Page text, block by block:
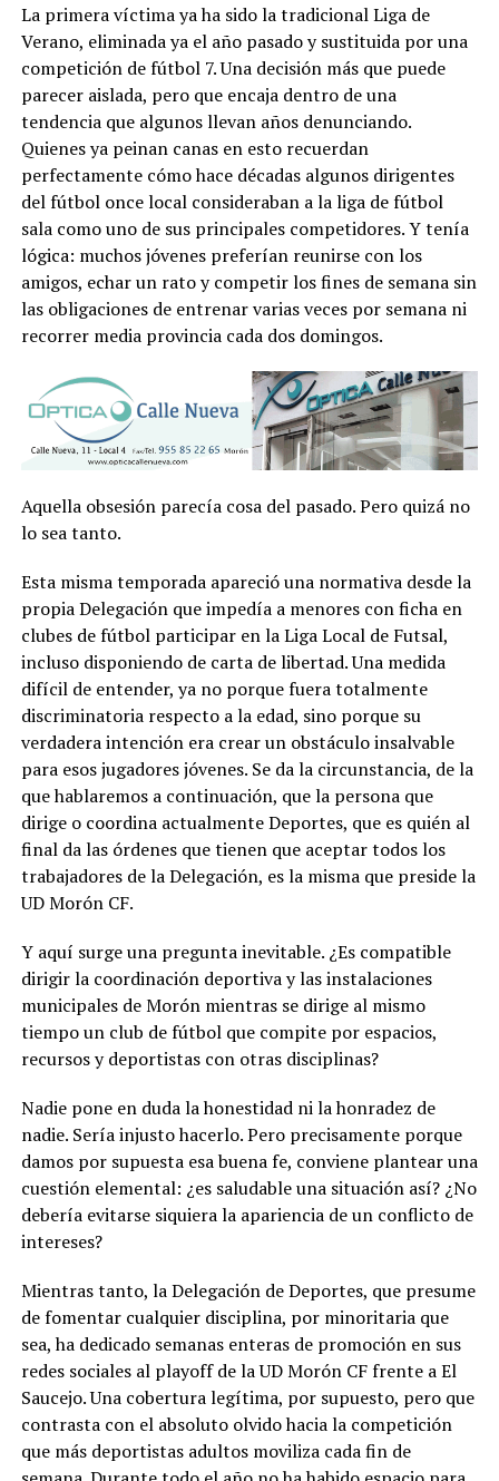
La primera víctima ya ha sido la tradicional Liga de
Verano, eliminada ya el año pasado y sustituida por una
competición de fútbol 7. Una decisión más que puede
parecer aislada, pero que encaja dentro de una
tendencia que algunos llevan años denunciando.
Quienes ya peinan canas en esto recuerdan
perfectamente cómo hace décadas algunos dirigentes
del fútbol once local consideraban a la liga de fútbol
sala como uno de sus principales competidores. Y tenía
lógica: muchos jóvenes preferían reunirse con los
amigos, echar un rato y competir los fines de semana sin
las obligaciones de entrenar varias veces por semana ni
recorrer media provincia cada dos domingos.
Aquella obsesión parecía cosa del pasado. Pero quizá no
lo sea tanto.
Esta misma temporada apareció una normativa desde la
propia Delegación que impedía a menores con ficha en
clubes de fútbol participar en la Liga Local de Futsal,
incluso disponiendo de carta de libertad. Una medida
difícil de entender, ya no porque fuera totalmente
discriminatoria respecto a la edad, sino porque su
verdadera intención era crear un obstáculo insalvable
para esos jugadores jóvenes. Se da la circunstancia, de la
que hablaremos a continuación, que la persona que
dirige o coordina actualmente Deportes, que es quién al
final da las órdenes que tienen que aceptar todos los
trabajadores de la Delegación, es la misma que preside la
UD Morón CF.
Y aquí surge una pregunta inevitable. ¿Es compatible
dirigir la coordinación deportiva y las instalaciones
municipales de Morón mientras se dirige al mismo
tiempo un club de fútbol que compite por espacios,
recursos y deportistas con otras disciplinas?
Nadie pone en duda la honestidad ni la honradez de
nadie. Sería injusto hacerlo. Pero precisamente porque
damos por supuesta esa buena fe, conviene plantear una
cuestión elemental: ¿es saludable una situación así? ¿No
debería evitarse siquiera la apariencia de un conflicto de
intereses?
Mientras tanto, la Delegación de Deportes, que presume
de fomentar cualquier disciplina, por minoritaria que
sea, ha dedicado semanas enteras de promoción en sus
redes sociales al playoff de la UD Morón CF frente a El
Saucejo. Una cobertura legítima, por supuesto, pero que
contrasta con el absoluto olvido hacia la competición
que más deportistas adultos moviliza cada fin de